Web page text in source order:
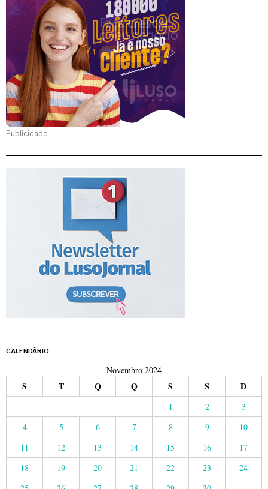
Publicidade
CALENDÁRIO
Novembro 2024
S T Q Q S S D
1 2
3
4
5 6 7 8 9
10
11
12 13 14 15 16
17
18
19 20 21 22 23
24